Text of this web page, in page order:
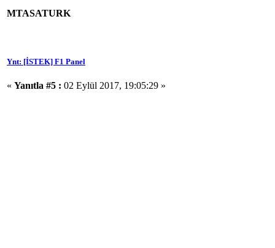
MTASATURK
Ynt: [İSTEK] F1 Panel
« Yanıtla #5 : 02 Eylül 2017, 19:05:29 »